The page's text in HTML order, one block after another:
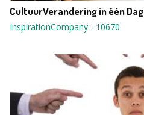
CultuurVerandering in één Dag
InspirationCompany - 10670